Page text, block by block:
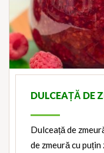
DULCEAȚĂ DE
Dulceață de
de zmeură cu